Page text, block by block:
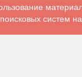
систем